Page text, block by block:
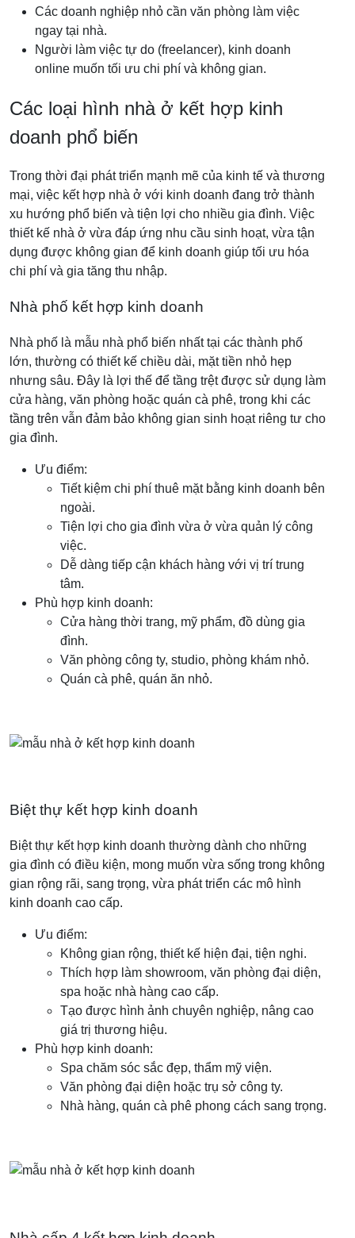
Các doanh nghiệp nhỏ cần văn phòng làm việc
ngay tại nhà.
Người làm việc tự do (freelancer), kinh doanh
online muốn tối ưu chi phí và không gian.
Các loại hình nhà ở kết hợp kinh
doanh phổ biến
Trong thời đại phát triển mạnh mẽ của kinh tế và thương
mại, việc kết hợp nhà ở với kinh doanh đang trở thành
xu hướng phổ biến và tiện lợi cho nhiều gia đình. Việc
thiết kế nhà ở vừa đáp ứng nhu cầu sinh hoạt, vừa tận
dụng được không gian để kinh doanh giúp tối ưu hóa
chi phí và gia tăng thu nhập.
Nhà phố kết hợp kinh doanh
Nhà phố là mẫu nhà phổ biến nhất tại các thành phố
lớn, thường có thiết kế chiều dài, mặt tiền nhỏ hẹp
nhưng sâu. Đây là lợi thế để tầng trệt được sử dụng làm
cửa hàng, văn phòng hoặc quán cà phê, trong khi các
tầng trên vẫn đảm bảo không gian sinh hoạt riêng tư cho
gia đình.
Ưu điểm:
Tiết kiệm chi phí thuê mặt bằng kinh doanh bên
ngoài.
Tiện lợi cho gia đình vừa ở vừa quản lý công
việc.
Dễ dàng tiếp cận khách hàng với vị trí trung
tâm.
Phù hợp kinh doanh:
Cửa hàng thời trang, mỹ phẩm, đồ dùng gia
đình.
Văn phòng công ty, studio, phòng khám nhỏ.
Quán cà phê, quán ăn nhỏ.
Biệt thự kết hợp kinh doanh
Biệt thự kết hợp kinh doanh thường dành cho những
gia đình có điều kiện, mong muốn vừa sống trong không
gian rộng rãi, sang trọng, vừa phát triển các mô hình
kinh doanh cao cấp.
Ưu điểm:
Không gian rộng, thiết kế hiện đại, tiện nghi.
Thích hợp làm showroom, văn phòng đại diện,
spa hoặc nhà hàng cao cấp.
Tạo được hình ảnh chuyên nghiệp, nâng cao
giá trị thương hiệu.
Phù hợp kinh doanh:
Spa chăm sóc sắc đẹp, thẩm mỹ viện.
Văn phòng đại diện hoặc trụ sở công ty.
Nhà hàng, quán cà phê phong cách sang trọng.